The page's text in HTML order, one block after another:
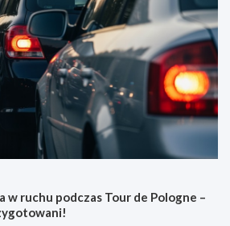
w ruchu podczas Tour de Pologne –